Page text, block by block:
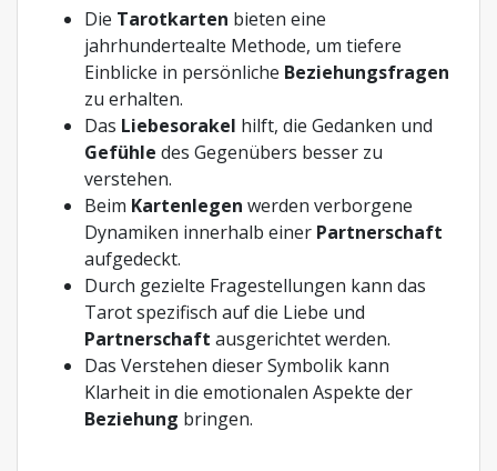
Die Tarotkarten bieten eine
jahrhundertealte Methode, um tiefere
Einblicke in persönliche Beziehungsfragen
zu erhalten.
Das Liebesorakel hilft, die Gedanken und
Gefühle des Gegenübers besser zu
verstehen.
Beim Kartenlegen werden verborgene
Dynamiken innerhalb einer Partnerschaft
aufgedeckt.
Durch gezielte Fragestellungen kann das
Tarot spezifisch auf die Liebe und
Partnerschaft ausgerichtet werden.
Das Verstehen dieser Symbolik kann
Klarheit in die emotionalen Aspekte der
Beziehung bringen.